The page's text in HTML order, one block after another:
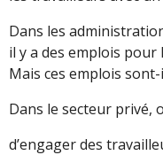
Dans les
il y a des emplois pour
Mais ces emplois
Dans le secteur privé,
d’engager des